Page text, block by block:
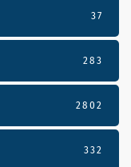
37
283
2802
332